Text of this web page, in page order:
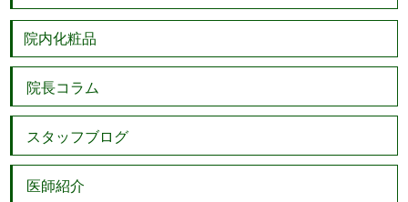
院内化粧品
院長コラム
スタッフブログ
医師紹介